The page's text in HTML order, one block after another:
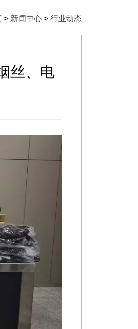
> 新闻中心 > 行业动态
丝、电